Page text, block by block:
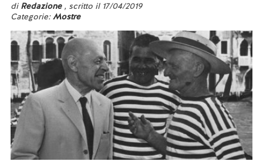
di Redazione , scritto il 17/04/2019
Categorie:Mostre